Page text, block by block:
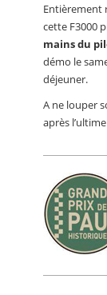
Entièrement
cette F3000
mains du
démo le
déjeuner.
A ne louper
après